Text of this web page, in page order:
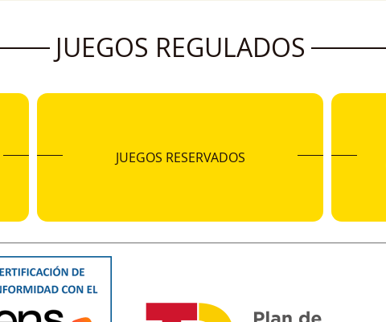
JUEGOS REGULADOS
JUEGOS RESERVADOS